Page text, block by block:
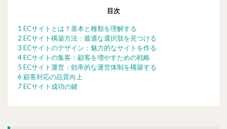
目次
1 ECサイトとは？基本と種類を理解する
2 ECサイト構築方法：最適な選択肢を見つける
3 ECサイトのデザイン：魅力的なサイトを作る
4 ECサイトの集客：顧客を増やすための戦略
5 ECサイト運営：効率的な運営体制を構築する
6 顧客対応の品質向上
7 ECサイト成功の鍵